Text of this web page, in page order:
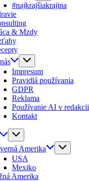
#najkrajšiakrajina
& Mzdy
Impresum
Pravidlá používania
GDPR
Reklama
Používanie AI v redakcii
Kontakt
Amerika
USA
Mexiko
Amerika